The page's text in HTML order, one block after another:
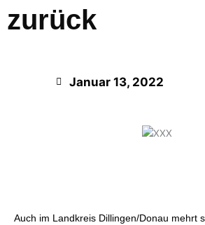
zurück
Januar 13, 2022
Auch im Landkreis Dillingen/Donau mehrt